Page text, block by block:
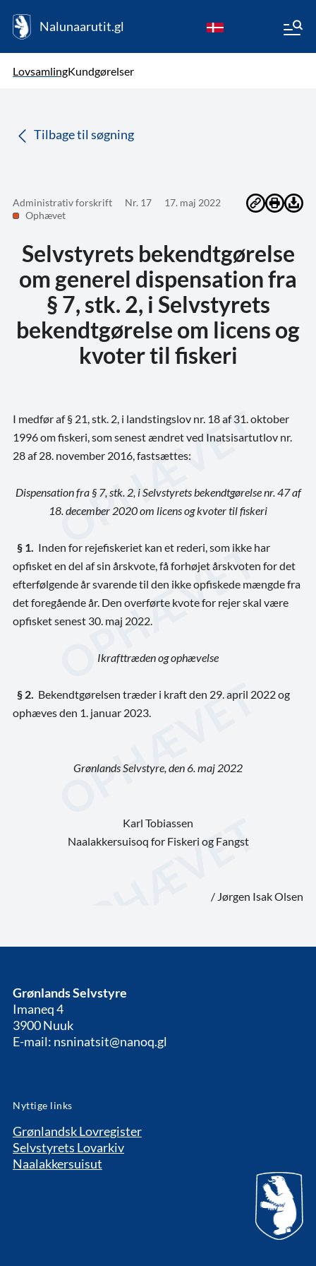
Nalunaarutit.gl
LovsamlingKundgørelser
Tilbage til søgning
Administrativ forskrift Nr. 17
17. maj 2022
Ophævet
Selvstyrets bekendtgørelse
om generel dispensation fra
§ 7, stk. 2, i Selvstyrets
bekendtgørelse om licens og
kvoter til fiskeri
I medfør af § 21, stk. 2, i landstingslov nr. 18 af 31. oktober
1996 om fiskeri, som senest ændret ved Inatsisartutlov nr.
28 af 28. november 2016, fastsættes:
Dispensation fra § 7, stk. 2, i Selvstyrets bekendtgørelse nr. 47 af
18. december 2020 om licens og kvoter til fiskeri
§ 1.
Inden for rejefiskeriet kan et rederi, som ikke har
opfisket en del af sin årskvote, få forhøjet årskvoten for det
efterfølgende år svarende til den ikke opfiskede mængde fra
det foregående år. Den overførte kvote for rejer skal være
opfisket senest 30. maj 2022.
Ikrafttræden og ophævelse
§ 2. Bekendtgørelsen træder i kraft den 29. april 2022 og
ophæves den 1. januar 2023.
Grønlands Selvstyre, den 6. maj 2022
Karl Tobiassen
Naalakkersuisoq for Fiskeri og Fangst
/ Jørgen Isak Olsen
Grønlands Selvstyre
Imaneq 4
3900 Nuuk
E-mail: nsninatsit@nanoq.gl
Nyttige links
Grønlandsk Lovregister
Selvstyrets Lovarkiv
Naalakkersuisut